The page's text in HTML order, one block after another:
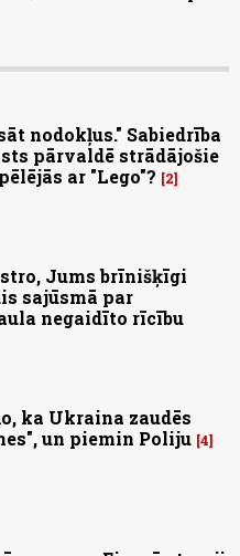
nodokļus." Sabiedrība
pārvaldē strādājošie
ar "Lego"?
2
Jums brīnišķīgi
sajūsmā par
negaidīto rīcību
ka Ukraina zaudēs
un piemin Poliju 4